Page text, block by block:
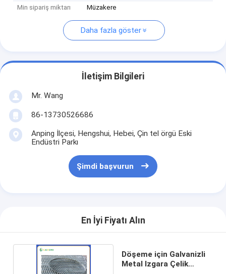
Min sipariş miktarı
Müzakere
Daha fazla göster
İletişim Bilgileri
Mr. Wang
86-13730526686
Anping İlçesi, Hengshui, Hebei, Çin tel örgü Eski
Endüstri Parkı
Şimdi başvurun
En İyi Fiyatı Alın
Döşeme için Galvanizli
Metal Izgara Çelik